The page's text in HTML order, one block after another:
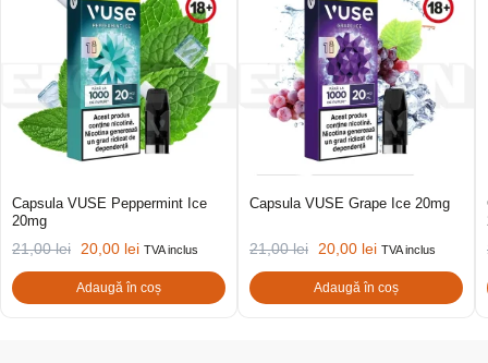
Capsula VUSE Peppermint Ice
20mg
21,00lei 20,00 lei TVA inclus
Adaugă în coș
Capsula VUSE Grape Ice 20mg
21,00lei 20,00 lei TVA inclus
Adaugă în coș